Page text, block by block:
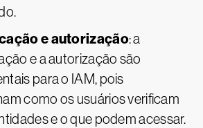
e autorização: a
e a autorização são
para o IAM, pois
como os usuários verificam
e o que podem acessar.